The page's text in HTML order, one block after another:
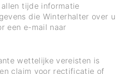
tijde informatie
die Winterhalter over u
een e-mail naar
wettelijke vereisten is
claim voor rectificatie of